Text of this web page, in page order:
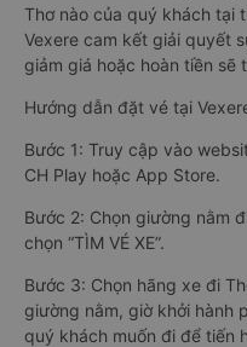
Thơ nào của quý khách tại
Vexere cam kết giải quyết
giảm giá hoặc hoàn tiền
Hướng dẫn đặt vé tại
Bước 1: Truy cập vào
CH Play hoặc App Store.
Bước 2: Chọn giường nằm
chọn “TÌM VÉ XE”.
Bước 3: Chọn hãng xe đi
giường nằm, giờ khởi hành
quý khách muốn đi để tiến